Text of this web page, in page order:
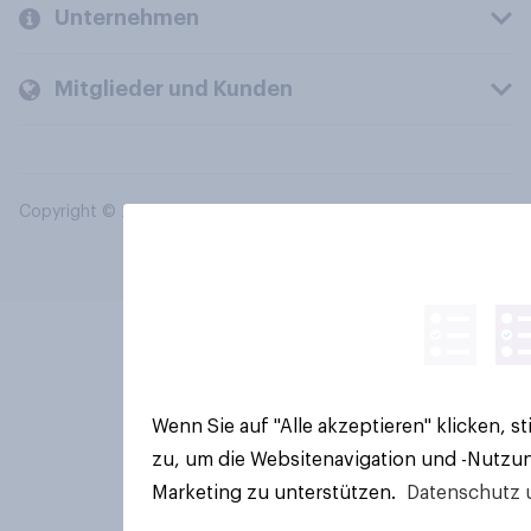
Unternehmen
Mitglieder und Kunden
Copyright © 2026 YouGov PLC. Alle Rechte vorbehalten.
Wenn Sie auf "Alle akzeptieren" klicken,
zu, um die Websitenavigation und -
Marketing zu unterstützen.
Datenschutz